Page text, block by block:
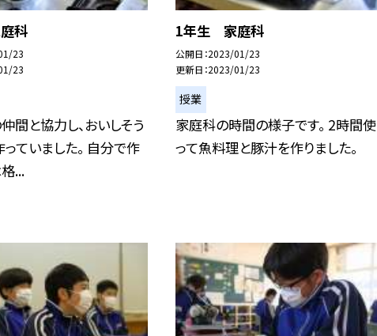
科
23
23
間と協力し、おいしそう
ていました。 自分で作
...
1年生 家庭科
公開日 2023/01/23
更新日 2023/01/23
授業
家庭科の時間の様子です。 2時間使
って魚料理と豚汁を作りました。